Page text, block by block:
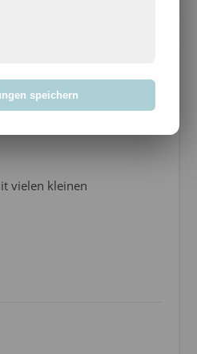
vielen kleinen
speichern